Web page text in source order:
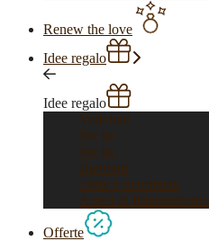
Renew the love
Idee regalo
Idee regalo
Vedi tutti
Per lui
Per lei
Bambini
Feste e ricorrenze
Anelli di fidanzamento
Offerte